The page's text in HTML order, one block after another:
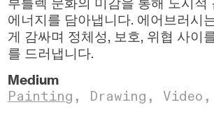
에너지를 담아냅니다. 에어브러시
게 감싸며 정체성, 보호, 위협 사이
를 드러냅니다.
Medium
Painting , Drawing , Video,